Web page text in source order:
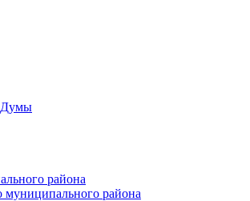
Думы
района
района